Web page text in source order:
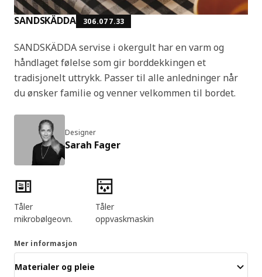
SANDSKÄDDA 306.077.33
SANDSKÄDDA servise i okergult har en varm og
håndlaget følelse som gir borddekkingen et
tradisjonelt uttrykk. Passer til alle anledninger når
du ønsker familie og venner velkommen til bordet.
Designer
Sarah Fager
Produktfunksjoner
Tåler
mikrobølgeovn.
Tåler
oppvaskmaskin
Mer informasjon
Materialer og pleie